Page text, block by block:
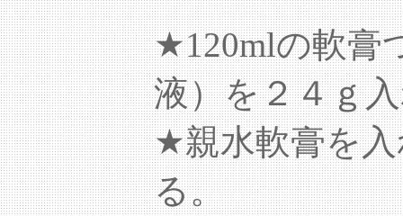
★120mlの軟膏
液）を２４ｇ
★親水軟膏を入
る。 セン